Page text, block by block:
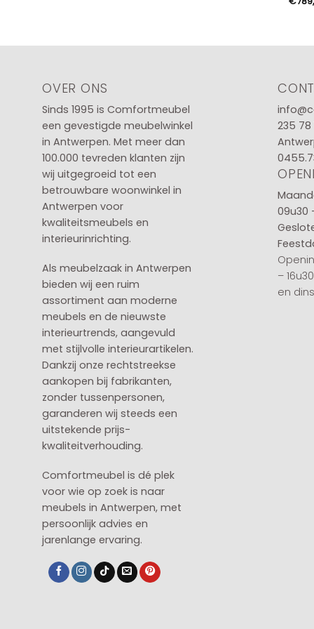
OVER ONS
Sinds 1995 is Comfortmeubel
een gevestigde meubelwinkel
in Antwerpen. Met meer dan
100.000 tevreden klanten zijn
wij uitgegroeid tot een
betrouwbare woonwinkel in
Antwerpen voor
kwaliteitsmeubels en
interieurinrichting.
Als meubelzaak in Antwerpen
bieden wij een ruim
assortiment aan moderne
meubels en de nieuwste
interieurtrends, aangevuld
met stijlvolle interieurartikelen.
Dankzij onze rechtstreekse
aankopen bij fabrikanten,
zonder tussenpersonen,
garanderen wij steeds een
uitstekende prijs-
kwaliteitverhouding.
Comfortmeubel is dé plek
voor wie op zoek is naar
meubels in Antwerpen, met
persoonlijk advies en
jarenlange ervaring.
235 78
09u30
–
en